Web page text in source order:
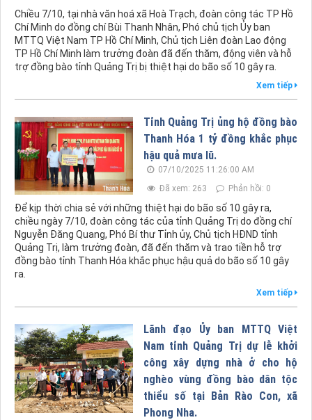
Chiều 7/10, tại nhà văn hoá xã Hoà Trạch, đoàn công tác TP Hồ
Chí Minh do đồng chí Bùi Thanh Nhân, Phó chủ tịch Ủy ban
MTTQ Việt Nam TP Hồ Chí Minh, Chủ tịch Liên đoàn Lao động
TP Hồ Chí Minh làm trưởng đoàn đã đến thăm, động viên và hỗ
trợ đồng bào tỉnh Quảng Trị bị thiệt hại do bão số 10 gây ra.
Xem tiếp
Tỉnh Quảng Trị ủng hộ đồng bào
Thanh Hóa 1 tỷ đồng khắc phục
hậu quả mưa lũ.
07/10/2025 11:26:00 AM
Đã xem: 263
Phản hồi: 0
Để kịp thời chia sẻ với những thiệt hại do bão số 10 gây ra,
chiều ngày 7/10, đoàn công tác của tỉnh Quảng Trị do đồng chí
Nguyễn Đăng Quang, Phó Bí thư Tỉnh ủy, Chủ tịch HĐND tỉnh
Quảng Trị, làm trưởng đoàn, đã đến thăm và trao tiền hỗ trợ
đồng bào tỉnh Thanh Hóa khắc phục hậu quả do bão số 10 gây
ra.
Xem tiếp
Lãnh đạo Ủy ban MTTQ Việt
Nam tỉnh Quảng Trị dự lễ khởi
công xây dựng nhà ở cho hộ
nghèo vùng đồng bào dân tộc
thiểu số tại Bản Rào Con, xã
Phong Nha.